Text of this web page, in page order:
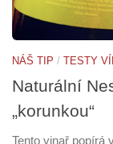
NÁŠ TIP / TESTY
Naturální
„korunkou“
Tento vinař popírá